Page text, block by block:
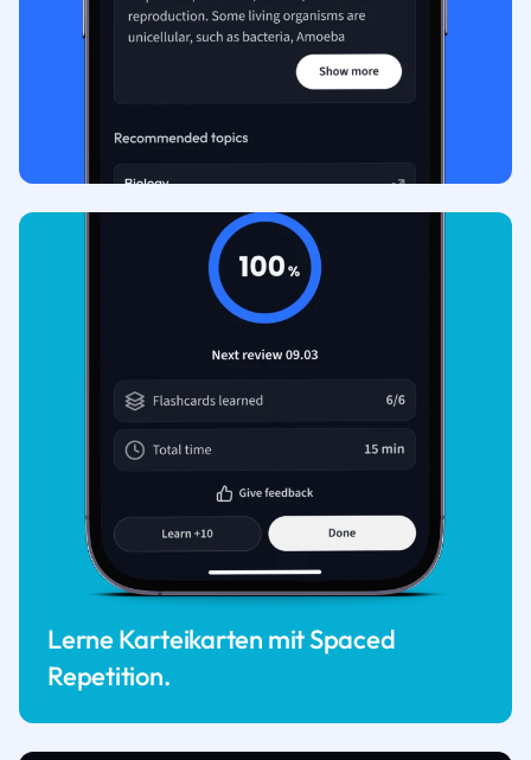
Lerne Karteikarten mit Spaced
Repetition.